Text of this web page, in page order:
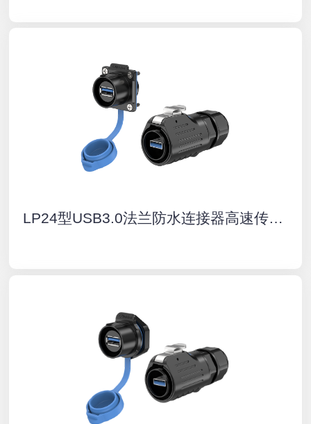
LP24型USB3.0法兰防水连接器高速传输IP68户外航空插头插座